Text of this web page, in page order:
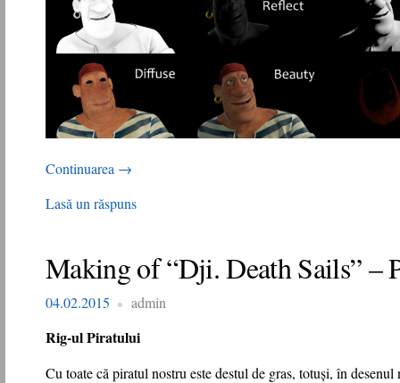
Continuarea →
Lasă un răspuns
Making of “Dji. Death Sails” –
04.02.2015 admin
Rig-ul Piratului
Cu toate că piratul nostru este destul de gras, totuși, în